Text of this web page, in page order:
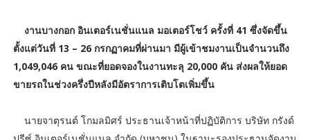
งานบางกอก อินเตอร์เนชั่นแนล มอเตอร์โชว์ ครั้งที่ 41 ซึ่งจัดขึ้น
ตั้งแต่วันที่ 13 – 26 กรกฏาคมที่ผ่านมา มีผู้เข้าชมงานเป็นจำนวนถึง
1,049,046 คน ขณะที่ยอดจองในงานทะลุ 20,000 คัน ส่งผลให้ยอด
ขายรถในช่วงครึ่งปีหลังมีอัตราการเติบโตเพิ่มขึ้น
นายจาตุรนต์ โกมลมิศร์ ประธานเจ้าหน้าที่ปฏิบัติการ บริษัท กรังด์